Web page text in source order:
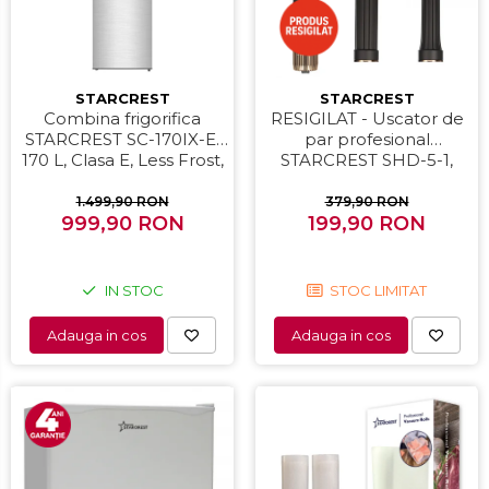
Multicooker
Prăjitoare de pâine
Rasnite condimente
Razatoare
Roboti de bucatarie
Accesorii
Espressoare
Râșnițe de cafea
STARCREST
Combina frigorifica
STARCREST SC-170IX-E,
170 L, Clasa E, Less Frost,
Iluminare LED, Suprafata
Inox antiamprenta,
Inox
1.499,90 RON
999,90 RON
IN STOC
Adauga in cos
STARCREST
RESIGILAT - Uscator de
par profesional
STARCREST SHD-5-1,
incluse, 3 Trepte de
viteza, 3 Trepte de
379,90 RON
199,90 RON
STOC LIMITAT
Adauga in cos